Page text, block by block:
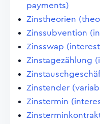
payments)
Zinstheorien
Zinssubvention
Zinsswap
Zinstagezählung
Zinstender
Zinstermin